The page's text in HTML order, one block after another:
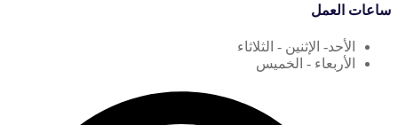
ساعات العمل
الأحد- الإثنين - الثلاثاء
الأربعاء - الخميس